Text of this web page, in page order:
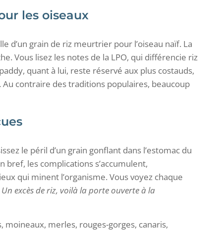
les oiseaux
d’un grain de riz meurtrier pour l’oiseau naïf. La
Vous lisez les notes de la LPO, qui différencie riz
quant à lui, reste réservé aux plus costauds,
contraire des traditions populaires, beaucoup
le péril d’un grain gonflant dans l’estomac du
bref, les complications s’accumulent,
qui minent l’organisme. Vous voyez chaque
Un excès de riz, voilà la porte ouverte à la
moineaux, merles, rouges-gorges, canaris,